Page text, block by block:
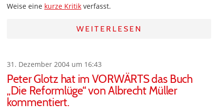
Weise eine kurze Kritik verfasst.
WEITERLESEN
31. Dezember 2004 um 16:43
Peter Glotz hat im VORWÄRTS das Buch
„Die Reformlüge“ von Albrecht Müller
kommentiert.